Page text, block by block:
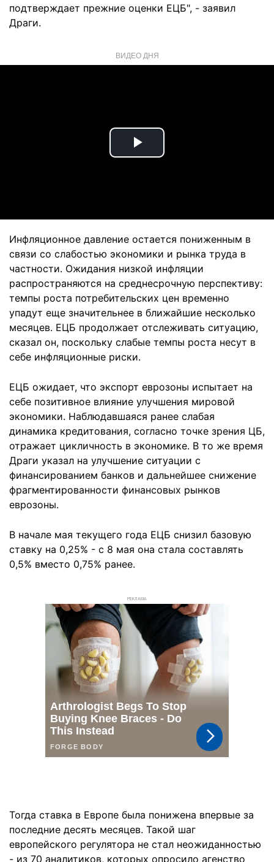
подтверждает прежние оценки ЕЦБ", - заявил
Драги.
ВИДЕО ДНЯ
Play
Инфляционное давление остается пониженным в
связи со слабостью экономики и рынка труда в
частности. Ожидания низкой инфляции
распространяются на среднесрочную перспективу:
темпы роста потребительских цен временно
упадут еще значительнее в ближайшие несколько
месяцев. ЕЦБ продолжает отслеживать ситуацию,
сказал он, поскольку слабые темпы роста несут в
себе инфляционные риски.
ЕЦБ ожидает, что экспорт еврозоны испытает на
себе позитивное влияние улучшения мировой
экономики. Наблюдавшаяся ранее слабая
динамика кредитования, согласно точке зрения ЦБ,
отражает цикличность в экономике. В то же время
Драги указал на улучшение ситуации с
финансированием банков и дальнейшее снижение
фрагментированности финансовых рынков
еврозоны.
В начале мая текущего года ЕЦБ снизил базовую
ставку на 0,25% - c 8 мая она стала составлять
0,5% вместо 0,75% ранее.
РЕКЛАМА
Тогда ставка в Европе была понижена впервые за
последние десять месяцев. Такой шаг
европейского регулятора не стал неожиданностью
- из 70 аналитиков, которых опросило агенство